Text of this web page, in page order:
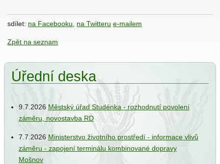
sdílet: na Facebooku na Twitteru e-mailem
Zpět na seznam
Úřední deska
9.7.2026 Městský úřad Studénka - rozhodnutí povolení
záměru, novostavba RD
7.7.2026 Ministerstvo životního prostředí - informace vlivů
záměru - zapojení terminálu kombinované dopravy
Mošnov